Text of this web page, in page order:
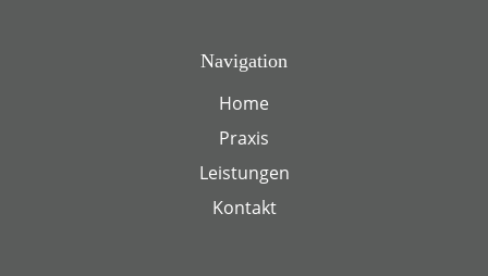
Navigation
Home
Praxis
Leistungen
Kontakt